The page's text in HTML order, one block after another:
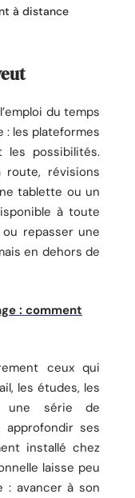
à distance
du temps
: les plateformes
les possibilités.
révisions
tablette ou un
à toute
ou repasser une
en dehors de
: comment
ceux qui
les études, les
une série de
ses
installé chez
laisse peu
: avancer à son